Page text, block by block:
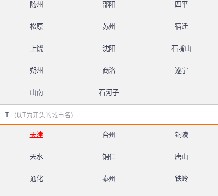
随州 邵阳 四平
松原 苏州 宿迁
上饶 沈阳 石嘴山
朔州 商洛 遂宁
山南 石河子
T (以T为开头的城市名)
天津 台州 铜陵
天水 铜仁 唐山
通化 泰州 铁岭